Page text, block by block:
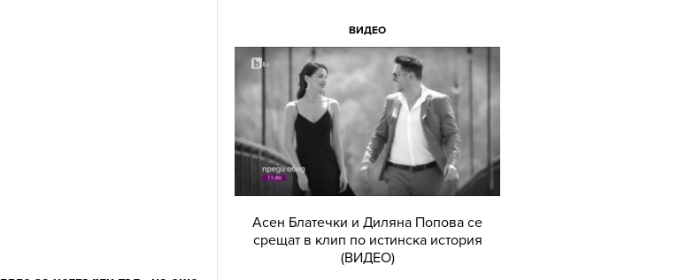
ВИДЕО
Асен Блатечки и Диляна Попова се
срещат в клип по истинска история
(ВИДЕО)